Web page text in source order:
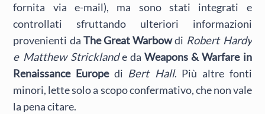
fornita via e-mail), ma sono stati integrati e
controllati sfruttando ulteriori informazioni
provenienti da The Great Warbowdi Robert Hardy
e Matthew Stricklande daWeapons & Warfare in
Renaissance Europedi Bert Hall. Più altre fonti
minori, lette solo a scopo confermativo, che non vale
la pena citare.